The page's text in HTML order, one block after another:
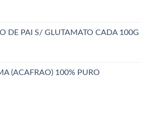
DE PAI S/ GLUTAMATO CADA 100G
(ACAFRAO) 100% PURO